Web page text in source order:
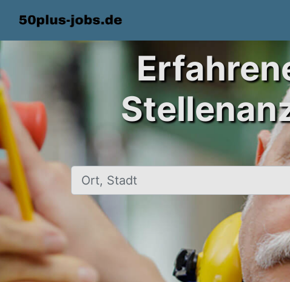
Ort, Stadt